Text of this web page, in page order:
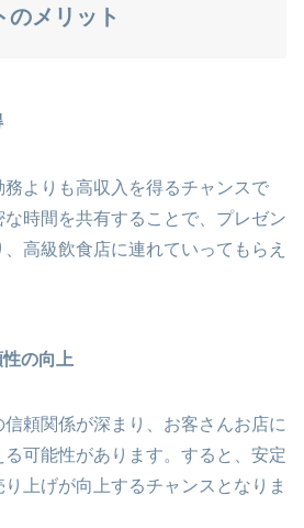
のメリット
よりも高収入を得るチャンスで
時間を共有することで、プレゼン
、高級飲食店に連れていってもらえ
の向上
頼関係が深まり、お客さんお店に
可能性があります。すると、安定
上げが向上するチャンスとなりま